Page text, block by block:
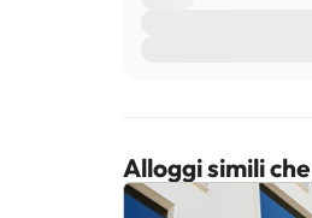
Alloggi simili